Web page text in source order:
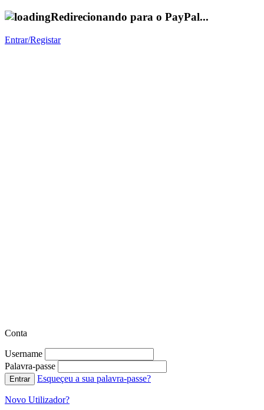
Redirecionando para o PayPal...
Entrar/Registar
Conta
Username
Palavra-passe
Esqueçeu a sua palavra-passe?
Novo Utilizador?